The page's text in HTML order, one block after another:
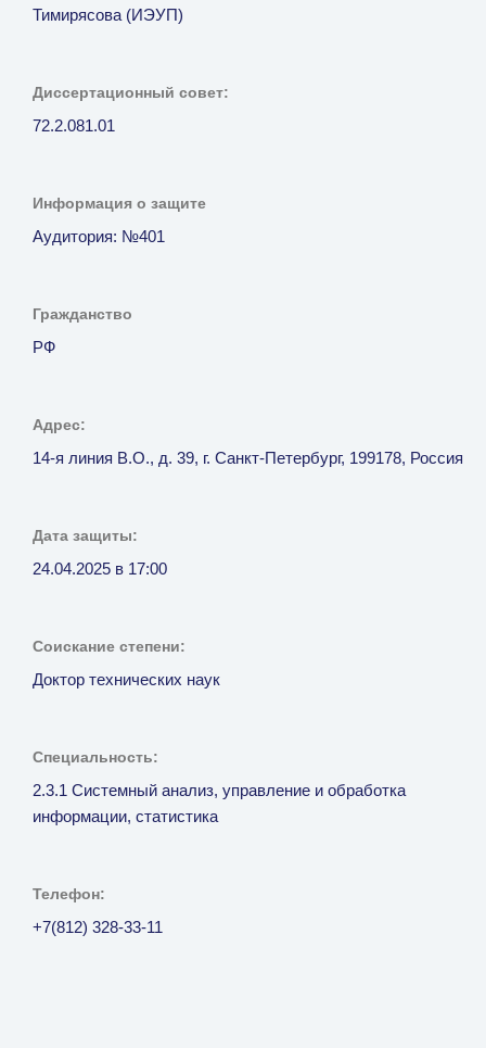
Тимирясова (ИЭУП)
Диссертационный совет:
72.2.081.01
Информация о защите
Аудитория: №401
Гражданство
РФ
Адрес:
14-я линия В.О., д. 39, г. Санкт-Петербург, 199178, Россия
Дата защиты:
24.04.2025 в 17:00
Соискание степени:
Доктор технических наук
Специальность:
2.3.1 Системный анализ, управление и обработка
информации, статистика
Телефон:
+7(812) 328-33-11